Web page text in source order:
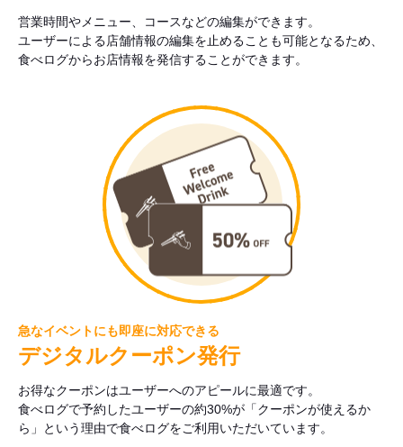
営業時間やメニュー、コースなどの編集ができます。
ユーザーによる店舗情報の編集を止めることも可能となるため、
食べログからお店情報を発信することができます。
急なイベントにも即座に対応できる
デジタルクーポン発行
お得なクーポンはユーザーへのアピールに最適です。
食べログで予約したユーザーの約30%が「クーポンが使えるか
ら」という理由で食べログをご利用いただいています。